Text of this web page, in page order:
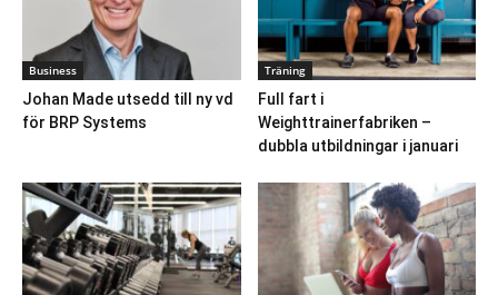
Business
Johan Made utsedd till ny vd
för BRP Systems
Träning
Full fart i
Weighttrainerfabriken –
dubbla utbildningar i januari